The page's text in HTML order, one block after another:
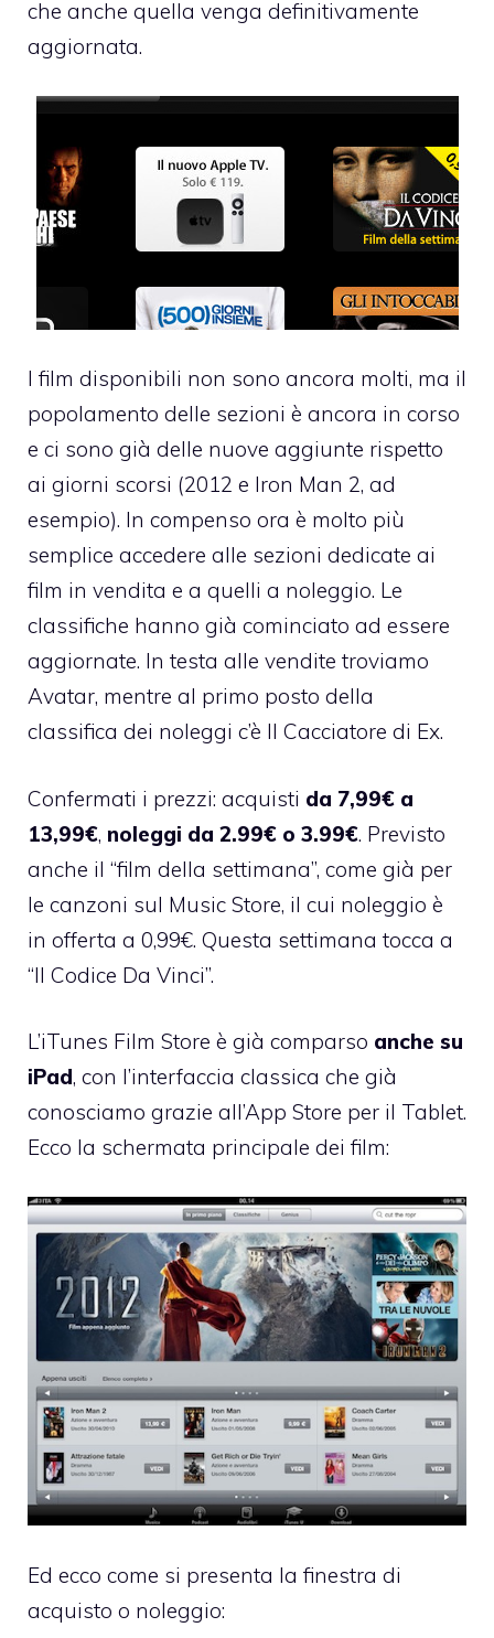
che anche quella venga definitivamente
aggiornata.
I film disponibili non sono ancora molti, ma il
popolamento delle sezioni è ancora in corso
e ci sono già delle nuove aggiunte rispetto
ai giorni scorsi (2012 e Iron Man 2, ad
esempio). In compenso ora è molto più
semplice accedere alle sezioni dedicate ai
film in vendita e a quelli a noleggio. Le
classifiche hanno già cominciato ad essere
aggiornate. In testa alle vendite troviamo
Avatar, mentre al primo posto della
classifica dei noleggi c’è Il Cacciatore di Ex.
Confermati i prezzi: acquisti da 7,99€ a
13,99€, noleggi da 2.99€ o 3.99€. Previsto
anche il “film della settimana”, come già per
le canzoni sul Music Store, il cui noleggio è
in offerta a 0,99€. Questa settimana tocca a
“Il Codice Da Vinci”.
L’iTunes Film Store è già comparso anche su
iPad, con l’interfaccia classica che già
conosciamo grazie all’App Store per il Tablet.
Ecco la schermata principale dei film:
Ed ecco come si presenta la finestra di
acquisto o noleggio: